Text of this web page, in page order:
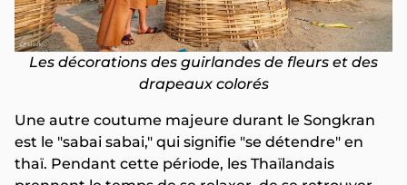
Les décorations des guirlandes de fleurs et des
drapeaux colorés
Une autre coutume majeure durant le Songkran
est le "sabai sabai," qui signifie "se détendre" en
thaï. Pendant cette période, les Thaïlandais